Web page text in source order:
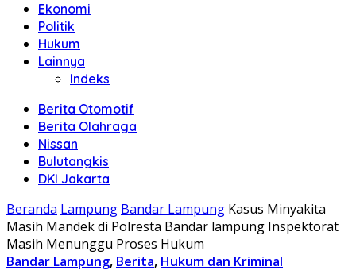
Ekonomi
Politik
Hukum
Lainnya
Indeks
Berita Otomotif
Berita Olahraga
Nissan
Bulutangkis
DKI Jakarta
Beranda Lampung Bandar Lampung Kasus Minyakita
Masih Mandek di Polresta Bandar lampung Inspektorat
Masih Menunggu Proses Hukum
Bandar Lampung, Berita, Hukum dan Kriminal